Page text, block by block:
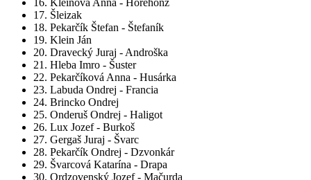
17. Šleizak
18. Pekarčík Štefan - Štefaník
19. Klein Ján
20. Dravecký Juraj - Androška
21. Hleba Imro - Šuster
22. Pekarčíková Anna - Husárka
23. Labuda Ondrej - Francia
24. Brincko Ondrej
25. Onderuš Ondrej - Haligot
26. Lux Jozef - Burkoš
27. Gergaš Juraj - Švarc
28. Pekarčík Ondrej - Dzvonkár
29. Švarcová Katarína - Drapa
30. Ordzovenský Jozef - Mačurda